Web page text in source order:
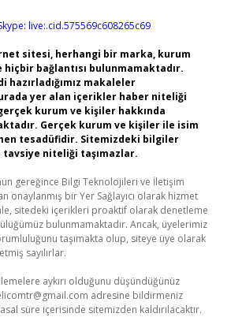
live:.cid.575569c608265c69
sitesi, herhangi bir marka, kurum
hiçbir bağlantısı bulunmamaktadır.
hazırladığımız makaleler
yer alan içerikler haber niteliği
kurum ve kişiler hakkında
Gerçek kurum ve kişiler ile isim
tesadüfidir. Sitemizdeki bilgiler
niteliği taşımazlar.
gereğince Bilgi Teknolojileri ve İletişim
onaylanmış bir Yer Sağlayıcı olarak hizmet
sitedeki içerikleri proaktif olarak denetleme
bulunmamaktadır. Ancak, üyelerimiz
taşımakta olup, siteye üye olarak
sayılırlar.
aykırı olduğunu düşündüğünüz
adresine bildirmeniz
süre içerisinde sitemizden kaldırılacaktır.